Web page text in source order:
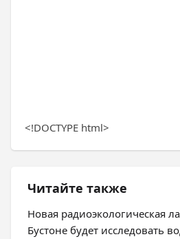
<!DOCTYPE html>
Читайте также
Новая радиоэкологическая
Бустоне будет исследовать